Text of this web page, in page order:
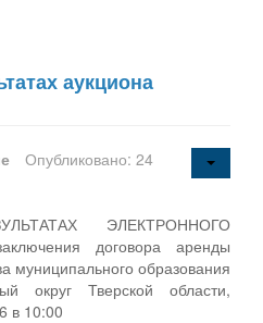
аукциона
Опубликовано: 24
ЭЛЕКТРОННОГО
договора аренды
муниципального образования
округ Тверской области,
в 10:00